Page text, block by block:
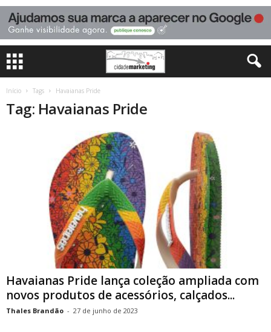
Início Tags Havaianas Pride
Tag: Havaianas Pride
Havaianas Pride lança coleção ampliada com
novos produtos de acessórios, calçados...
Thales Brandão - 27 de junho de 2023